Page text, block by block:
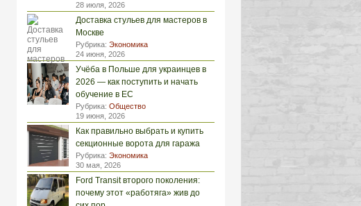
28 июля, 2026
Доставка стульев для мастеров в
Москве
Рубрика: Экономика
24 июня, 2026
Учёба в Польше для украинцев в
2026 — как поступить и начать
обучение в ЕС
Рубрика: Общество
19 июня, 2026
Как правильно выбрать и купить
секционные ворота для гаража
Рубрика: Экономика
30 мая, 2026
Ford Transit второго поколения:
почему этот «работяга» жив до